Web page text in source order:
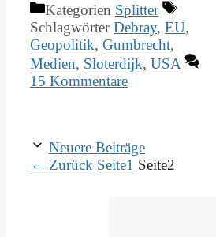
Kategorien Splitter
SchlagwörterDebray, EU,
Geopolitik, Gumbrecht,
Medien, Sloterdijk, USA
15 Kommentare
Neuere Beiträge
← Zurück Seite1 Seite2